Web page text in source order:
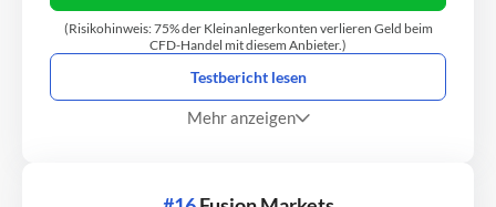
(Risikohinweis: 75% der Kleinanlegerkonten verlieren Geld beim
CFD-Handel mit diesem Anbieter.)
Testbericht lesen
Mehr anzeigen